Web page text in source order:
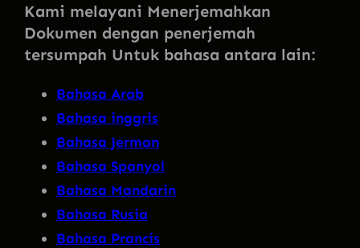
Kami melayani Menerjemahkan
Dokumen dengan penerjemah
tersumpah Untuk bahasa antara lain:
Bahasa Arab
Bahasa inggris
Bahasa Jerman
Bahasa Spanyol
Bahasa Mandarin
Bahasa Rusia
Bahasa Prancis